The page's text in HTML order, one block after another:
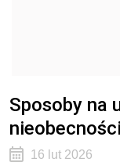
Sposoby na
16 lut 2026